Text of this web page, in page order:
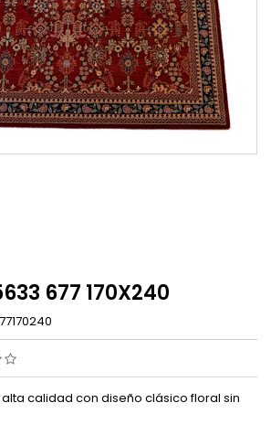
677 170X240
calidad con diseño clásico floral sin